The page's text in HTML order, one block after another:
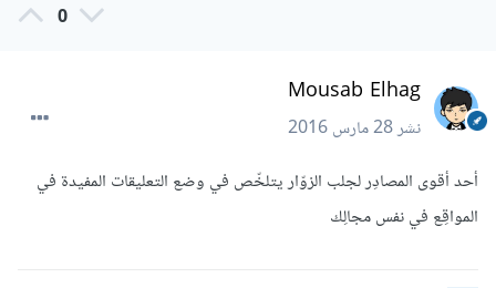
0
Mousab Elhag
نشر28 مارس 2016
أحد أقوى المصادِر لجلب الزوّار يتلخّص في وضع التعليقات المفيدة في
المواقِع في نفس مجالِك